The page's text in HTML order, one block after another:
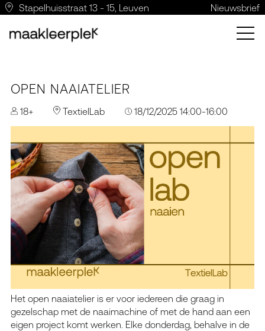
Stapelhuisstraat 13 - 15, Leuven Nieuwsbrief
OPEN NAAIATELIER
18+ TextielLab 18/12/2025 14:00-16:00
Het open naaiatelier is er voor iedereen die graag in
gezelschap met de naaimachine of met de hand aan een
eigen project komt werken. Elke donderdag, behalve in de